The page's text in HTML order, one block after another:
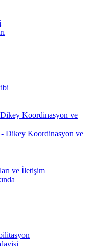
Koordinasyon ve
- Dikey Koordinasyon ve
ve İletişim